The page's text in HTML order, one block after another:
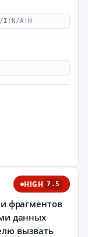
I:N/A:H
HIGH 7.5
фрагментов
данных
вызвать